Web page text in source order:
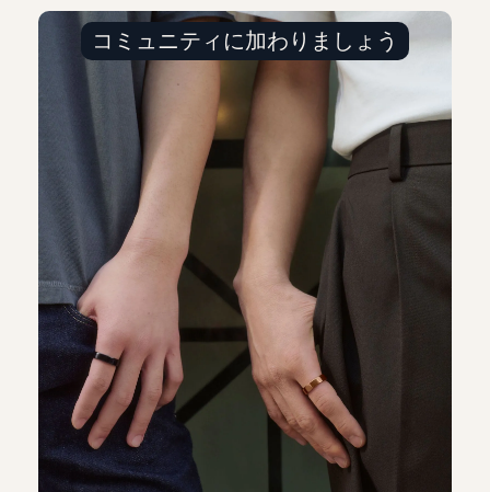
コミュニティに加わりましょう